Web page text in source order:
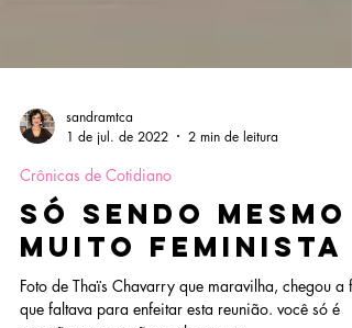
sandramtca
Crônicas de Cotidiano
Só sendo mesmo
muito feminista